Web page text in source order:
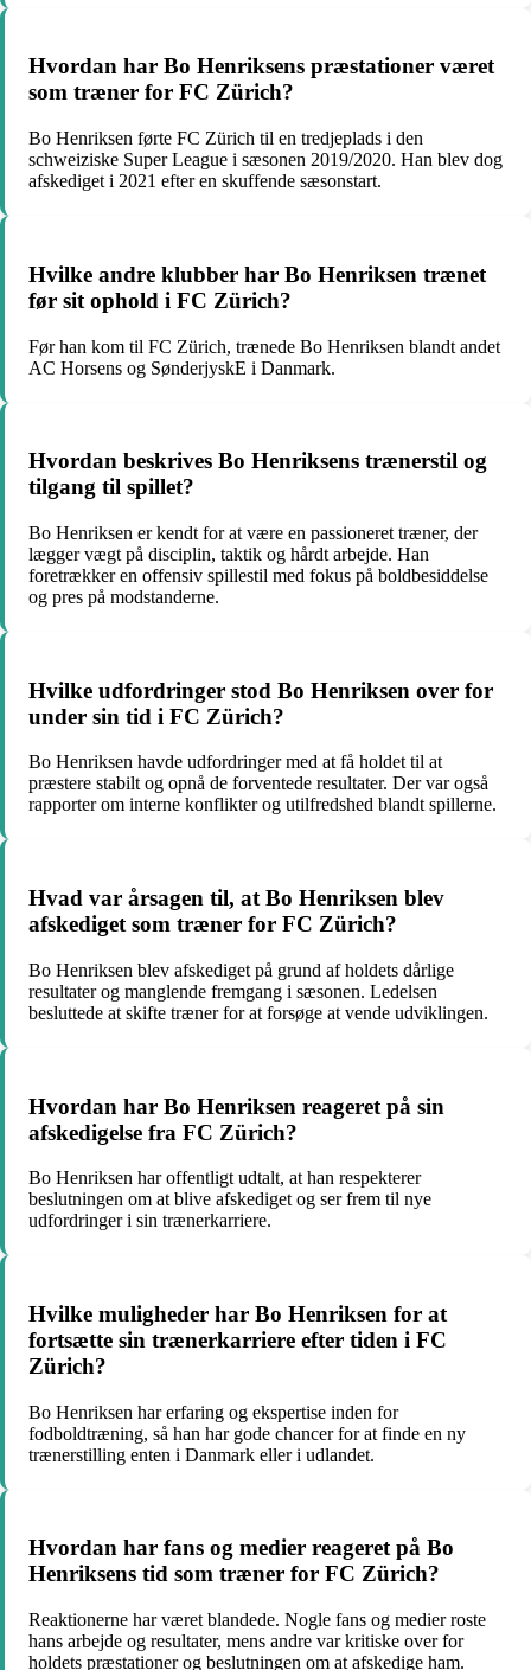
Hvordan har Bo Henriksens præstationer været
som træner for FC Zürich?
Bo Henriksen førte FC Zürich til en tredjeplads i den
schweiziske Super League i sæsonen 2019/2020. Han blev dog
afskediget i 2021 efter en skuffende sæsonstart.
Hvilke andre klubber har Bo Henriksen trænet
før sit ophold i FC Zürich?
Før han kom til FC Zürich, trænede Bo Henriksen blandt andet
AC Horsens og SønderjyskE i Danmark.
Hvordan beskrives Bo Henriksens trænerstil og
tilgang til spillet?
Bo Henriksen er kendt for at være en passioneret træner, der
lægger vægt på disciplin, taktik og hårdt arbejde. Han
foretrækker en offensiv spillestil med fokus på boldbesiddelse
og pres på modstanderne.
Hvilke udfordringer stod Bo Henriksen over for
under sin tid i FC Zürich?
Bo Henriksen havde udfordringer med at få holdet til at
præstere stabilt og opnå de forventede resultater. Der var også
rapporter om interne konflikter og utilfredshed blandt spillerne.
Hvad var årsagen til, at Bo Henriksen blev
afskediget som træner for FC Zürich?
Bo Henriksen blev afskediget på grund af holdets dårlige
resultater og manglende fremgang i sæsonen. Ledelsen
besluttede at skifte træner for at forsøge at vende udviklingen.
Hvordan har Bo Henriksen reageret på sin
afskedigelse fra FC Zürich?
Bo Henriksen har offentligt udtalt, at han respekterer
beslutningen om at blive afskediget og ser frem til nye
udfordringer i sin trænerkarriere.
Hvilke muligheder har Bo Henriksen for at
fortsætte sin trænerkarriere efter tiden i FC
Zürich?
Bo Henriksen har erfaring og ekspertise inden for
fodboldtræning, så han har gode chancer for at finde en ny
trænerstilling enten i Danmark eller i udlandet.
Hvordan har fans og medier reageret på Bo
Henriksens tid som træner for FC Zürich?
Reaktionerne har været blandede. Nogle fans og medier roste
hans arbejde og resultater, mens andre var kritiske over for
holdets præstationer og beslutningen om at afskedige ham.